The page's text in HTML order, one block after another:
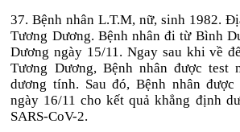
37. Bệnh nhân L.T.M, nữ, sinh 1982.
Tương Dương. Bệnh nhân đi từ Bình
Dương ngày 15/11. Ngay sau khi về
Tương Dương, Bệnh nhân được test
dương tính. Sau đó, Bệnh nhân
ngày 16/11 cho kết quả khẳng định
SARS-CoV-2.